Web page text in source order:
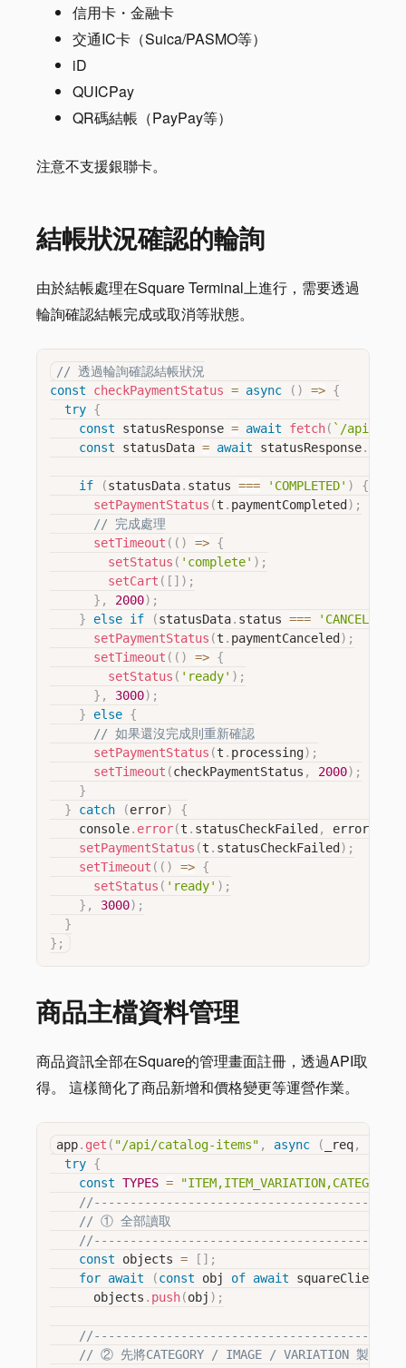
信用卡・金融卡
交通IC卡（Suica/PASMO等）
iD
QUICPay
QR碼結帳（PayPay等）
注意不支援銀聯卡。
結帳狀況確認的輪詢
由於結帳處理在Square Terminal上進行，需要透過
輪詢確認結帳完成或取消等狀態。
// 透過輪詢確認結帳狀況
const
checkPaymentStatus = async ( ) => {
try {
const statusResponse = await fetch( ` /api/get-
const statusData = await statusResponse.
if (statusData. status === 'COMPLETED' )
{
setPaymentStatus (t . paymentCompleted ) ;
// 完成處理
setTimeout ( ( ) => {
setStatus ( 'complete' ) ;
setCart ( [ ] ) ;
} , 2000) ;
}
else if (statusData. status === 'CANCELED'
setPaymentStatus (t . paymentCanceled ) ;
setTimeout ( ( ) => {
setStatus ( 'ready' ) ;
} , 3000) ;
}
else {
// 如果還沒完成則重新確認
setPaymentStatus (t . processing) ;
setTimeout (checkPaymentStatus , 2000) ;
}
}
catch (error)
{
    console
. error(t . statusCheckFailed , error
setPaymentStatus (t . statusCheckFailed ) ;
setTimeout ( ( ) => {
setStatus ( 'ready' ) ;
} , 3000) ;
}
} ;
商品主檔資料管理
商品資訊全部在Square的管理畫面註冊，透過API取
得。 這樣簡化了商品新增和價格變更等運營作業。
app. get ( "/api/catalog-items" , async ( _req,
try {
const TYPES =
// ① 全部讀取
const objects = [ ] ;
for await (const obj of await squareClient
      objects
. push(obj ) ;
// ② 先將CATEGORY / IMAGE / VARIATION 製成map